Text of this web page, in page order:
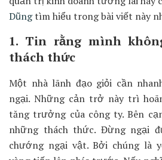
Dũngtìm hiểu trong bài viết này
1. Tin rằng mình
thách thức
Một nhà lãnh đạo giỏi cần
ngại. Những cản trở này trì
tăng trưởng của công ty. Bên
những thách thức. Đừng ngại
chướng ngại vật. Bởi chúng là